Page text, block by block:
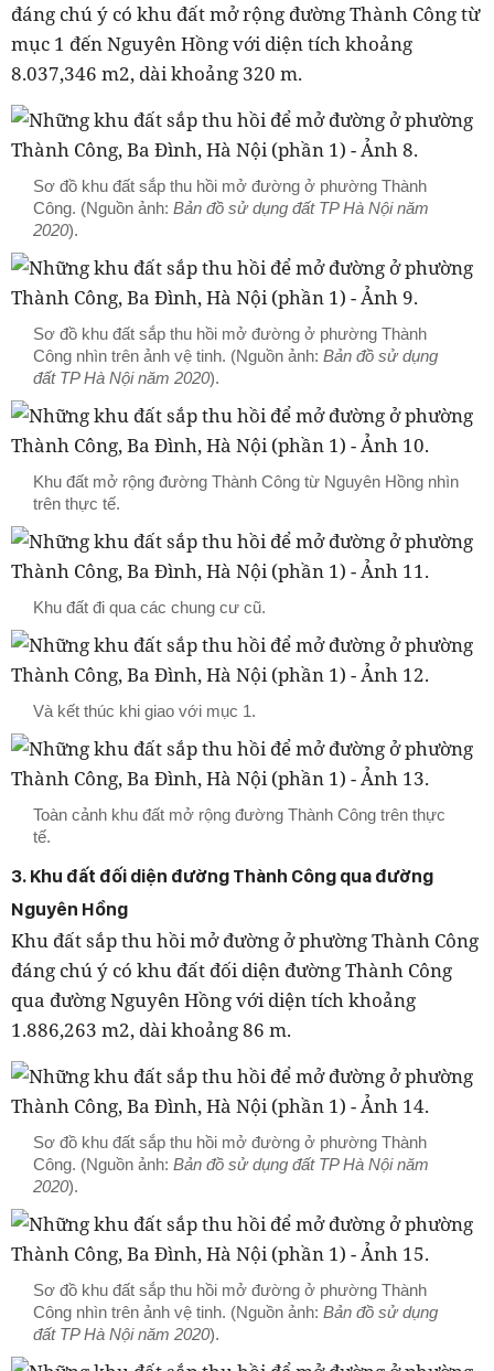
đáng chú ý có khu đất mở rộng đường Thành Công từ
mục 1 đến Nguyên Hồng với diện tích khoảng
8.037,346 m2, dài khoảng 320 m.
Sơ đồ khu đất sắp thu hồi mở đường ở phường Thành
Công. (Nguồn ảnh: Bản đồ sử dụng đất TP Hà Nội năm
2020).
Sơ đồ khu đất sắp thu hồi mở đường ở phường Thành
Công nhìn trên ảnh vệ tinh. (Nguồn ảnh: Bản đồ sử dụng
đất TP Hà Nội năm 2020).
Khu đất mở rộng đường Thành Công từ Nguyên Hồng nhìn
trên thực tế.
Khu đất đi qua các chung cư cũ.
Và kết thúc khi giao với mục 1.
Toàn cảnh khu đất mở rộng đường Thành Công trên thực
tế.
3. Khu đất đối diện đường Thành Công qua đường
Nguyên Hồng
Khu đất sắp thu hồi mở đường ở phường Thành Công
đáng chú ý có khu đất đối diện đường Thành Công
qua đường Nguyên Hồng với diện tích khoảng
1.886,263 m2, dài khoảng 86 m.
Sơ đồ khu đất sắp thu hồi mở đường ở phường Thành
Công. (Nguồn ảnh: Bản đồ sử dụng đất TP Hà Nội năm
2020).
Sơ đồ khu đất sắp thu hồi mở đường ở phường Thành
Công nhìn trên ảnh vệ tinh. (Nguồn ảnh: Bản đồ sử dụng
đất TP Hà Nội năm 2020).